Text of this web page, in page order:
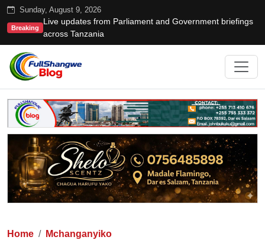
Sunday, August 9, 2026
Breaking
Live updates from Parliament and Government briefings
across Tanzania
Home Mchanganyiko